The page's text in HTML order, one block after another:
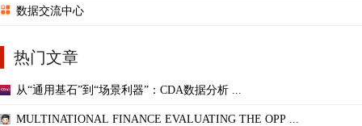
数据交流中心
热门文章
从“通用基石”到“场景利器”：CDA数据分析 ...
MULTINATIONAL FINANCE EVALUATING THE OPP ...